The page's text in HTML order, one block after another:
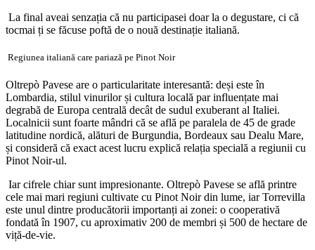
La final aveai senzația că nu participasei doar la o degustare, ci că
tocmai ți se făcuse poftă de o nouă destinație italiană.
Regiunea italiană care pariază pe Pinot Noir
Oltrepò Pavese are o particularitate interesantă: deși este în
Lombardia, stilul vinurilor și cultura locală par influențate mai
degrabă de Europa centrală decât de sudul exuberant al Italiei.
Localnicii sunt foarte mândri că se află pe paralela de 45 de grade
latitudine nordică, alături de Burgundia, Bordeaux sau Dealu Mare,
și consideră că exact acest lucru explică relația specială a regiunii cu
Pinot Noir-ul.
Iar cifrele chiar sunt impresionante. Oltrepò Pavese se află printre
cele mai mari regiuni cultivate cu Pinot Noir din lume, iar Torrevilla
este unul dintre producătorii importanți ai zonei: o cooperativă
fondată în 1907, cu aproximativ 200 de membri și 500 de hectare de
viță-de-vie.